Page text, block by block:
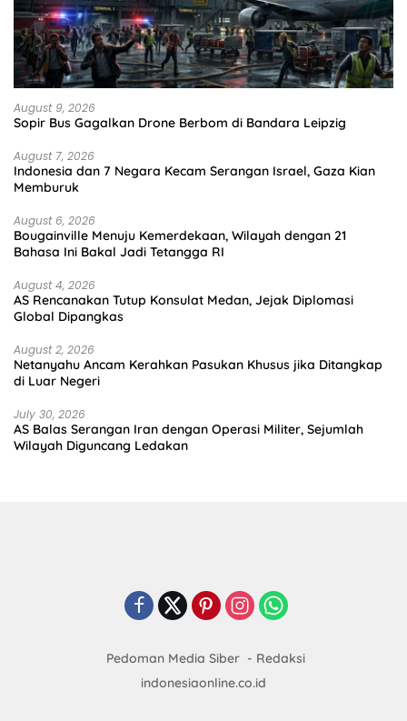
August 9, 2026
Sopir Bus Gagalkan Drone Berbom di Bandara Leipzig
August 7, 2026
Indonesia dan 7 Negara Kecam Serangan Israel, Gaza Kian
Memburuk
August 6, 2026
Bougainville Menuju Kemerdekaan, Wilayah dengan 21
Bahasa Ini Bakal Jadi Tetangga RI
August 4, 2026
AS Rencanakan Tutup Konsulat Medan, Jejak Diplomasi
Global Dipangkas
August 2, 2026
Netanyahu Ancam Kerahkan Pasukan Khusus jika Ditangkap
di Luar Negeri
July 30, 2026
AS Balas Serangan Iran dengan Operasi Militer, Sejumlah
Wilayah Diguncang Ledakan
Pedoman Media Siber
Redaksi
indonesiaonline.co.id